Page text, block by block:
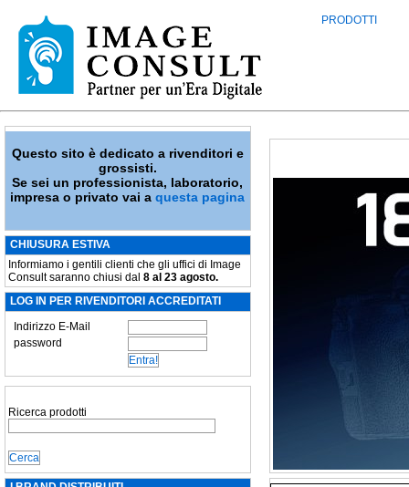
PRODOTTI
Questo sito è dedicato a rivenditori e
grossisti.
Se sei un professionista, laboratorio,
impresa o privato vai aquesta pagina
CHIUSURA ESTIVA
Informiamo i gentili clienti che gli uffici di Image
Consult saranno chiusi dal 8 al 23 agosto.
LOG IN PER RIVENDITORI ACCREDITATI
Indirizzo E-Mail
password
Ricerca prodotti